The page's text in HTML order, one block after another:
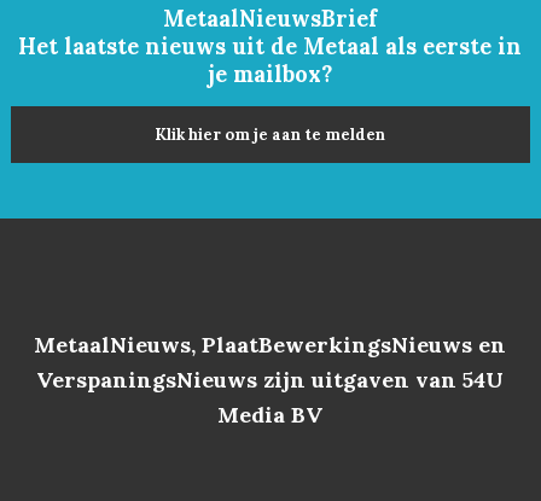
MetaalNieuwsBrief
Het laatste nieuws uit de Metaal als eerste in
je mailbox?
Klik hier om je aan te melden
MetaalNieuws, PlaatBewerkingsNieuws en
VerspaningsNieuws zijn uitgaven van 54U
Media BV